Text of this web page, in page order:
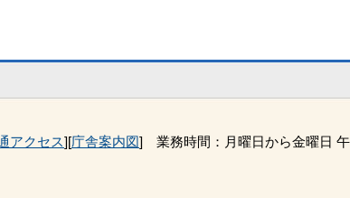
アクセス][庁舎案内図] 業務時間：月曜日から金曜日